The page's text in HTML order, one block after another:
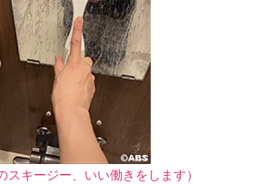
スキージー、いい働きをします）